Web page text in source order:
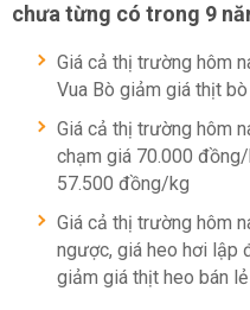
chưa từng có trong 9
Giá cả thị trường hôm
Vua Bò giảm giá thịt bò
Giá cả thị trường hôm
chạm giá 70.000
57.500 đồng/kg
Giá cả thị trường hôm
ngược, giá heo hơi lập
giảm giá thịt heo bán lẻ